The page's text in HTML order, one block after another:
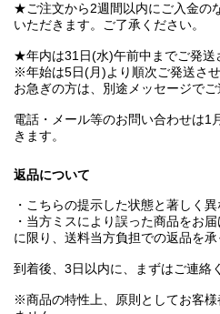
★ご注文から2週間以内にご入金の
いただきます。ご了承ください。
★年内は31日(水)午前中までご発送
※年始は5日(月)より順次ご発送させ
お急ぎの方は、別途メッセージでご
電話・メール等のお問い合わせは1
きます。
返品について
・こちらの提示した状態と著しく
・当方ミスにより誤った商品をお
に限り、送料当方負担での返品を
到着後、3日以内に、まずはご連絡
※商品の特性上、原則としてお客